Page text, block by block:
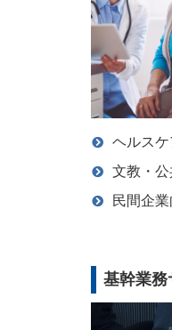
ヘルス
文教・
民間企
基幹業務